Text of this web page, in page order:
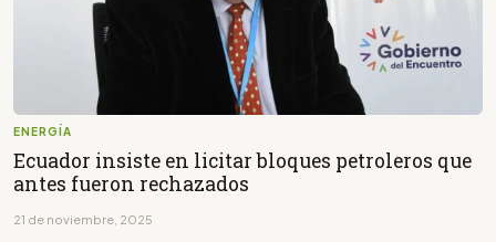
ENERGÍA
Ecuador insiste en licitar bloques petroleros que
antes fueron rechazados
21 de noviembre, 2025